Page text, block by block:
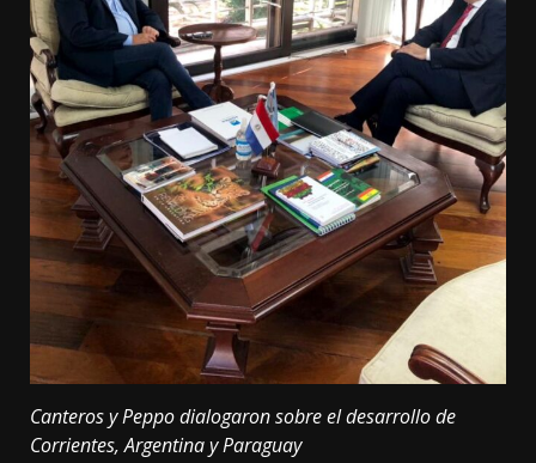
Canteros y Peppo dialogaron sobre el desarrollo de
Corrientes, Argentina y Paraguay